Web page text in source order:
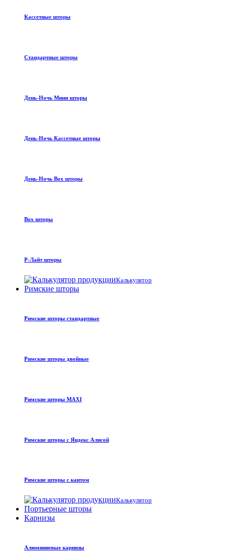
Кассетные шторы
Стандартные шторы
День-Ночь Мини шторы
День-Ночь Кассетные шторы
День-Ночь Box шторы
Box шторы
Р-Лайт шторы
Калькулятор
Римские шторы
Римские шторы стандартные
Римские шторы двойные
Римские шторы MAXI
Римские шторы с Яндекс Алисой
Римские шторы с кантом
Калькулятор
Портьерные шторы
Карнизы
Алюминиевые карнизы